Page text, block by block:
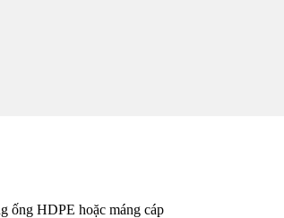
ống HDPE hoặc máng cáp